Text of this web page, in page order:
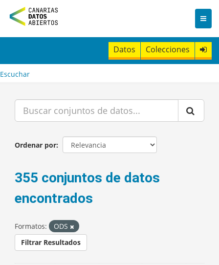
n
t
Datos Colecciones
Escuchar
Ordenar por
355 conjuntos de datos
encontrados
Formatos:
ODS
Filtrar Resultados